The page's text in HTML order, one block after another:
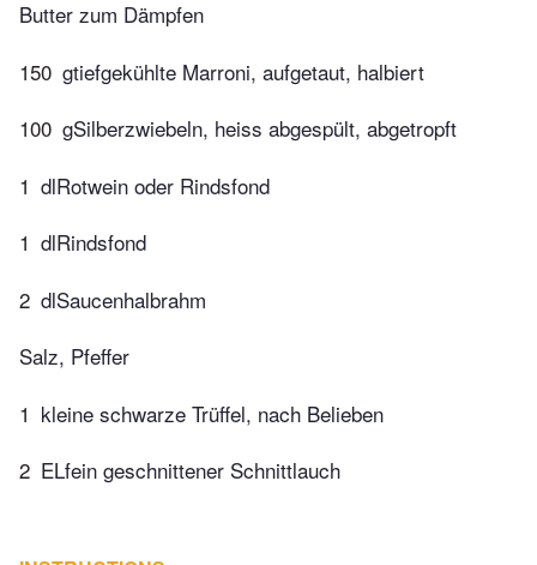
Butter zum Dämpfen
150 gtiefgekühlte Marroni, aufgetaut, halbiert
100 gSilberzwiebeln, heiss abgespült, abgetropft
1 dlRotwein oder Rindsfond
1 dlRindsfond
2 dlSaucenhalbrahm
Salz, Pfeffer
1 kleine schwarze Trüffel, nach Belieben
2 ELfein geschnittener Schnittlauch